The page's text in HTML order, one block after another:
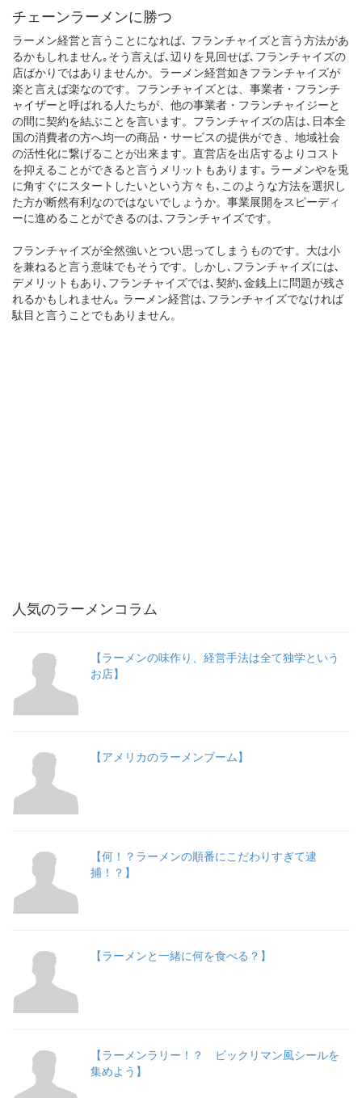
チェーンラーメンに勝つ
ラーメン経営と言うことになれば､ フランチャイズと言う方法があ
るかもしれません｡そう言えば､辺りを見回せば､フランチャイズの
店ばかりではありませんか。ラーメン経営如きフランチャイズが
楽と言えば楽なのです。フランチャイズとは、事業者・フランチ
ャイザーと呼ばれる人たちが、他の事業者・フランチャイジーと
の間に契約を結ぶことを言います。フランチャイズの店は､日本全
国の消費者の方へ均一の商品・サービスの提供ができ、地域社会
の活性化に繋げることが出来ます。直営店を出店するよりコスト
を抑えることができると言うメリットもあります｡ ラーメンやを兎
に角すぐにスタートしたいという方々も､このような方法を選択し
た方が断然有利なのではないでしょうか。事業展開をスピーディ
ーに進めることができるのは､フランチャイズです。
フランチャイズが全然強いとつい思ってしまうものです。大は小
を兼ねると言う意味でもそうです。しかし､フランチャイズには､
デメリットもあり､フランチャイズでは､契約､金銭上に問題が残さ
れるかもしれません｡ ラーメン経営は､フランチャイズでなければ
駄目と言うことでもありません。
人気のラーメンコラム
【ラーメンの味作り、経営手法は全て独学という
お店】
【アメリカのラーメンブーム】
【何！？ラーメンの順番にこだわりすぎて逮
捕！？】
【ラーメンと一緒に何を食べる？】
【ラーメンラリー！？ ビックリマン風シールを
集めよう】